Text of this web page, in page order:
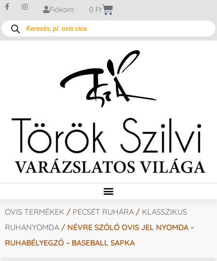
Fiókom 0 Ft
OVIS TERMÉKEK / PECSÉT RUHÁRA / KLASSZIKUS
RUHANYOMDA / NÉVRE SZÓLÓ OVIS JEL NYOMDA –
RUHABÉLYEGZŐ – BASEBALL SAPKA